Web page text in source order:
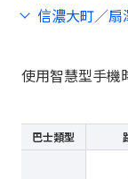
信濃大町／
使用智慧型手
巴士類型